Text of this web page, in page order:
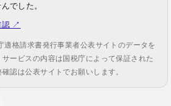
でした。
認 ↗
格請求書発行事業者公表サイトのデータを
ービスの内容は国税庁によって保証された
認は公表サイトでお願いします。